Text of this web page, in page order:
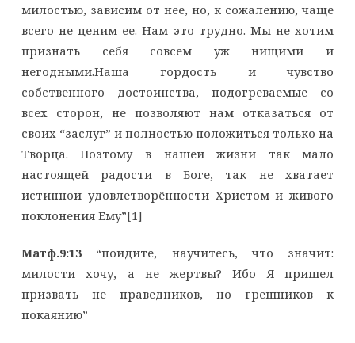
милостью, зависим от нее, но, к сожалению, чаще
всего не ценим ее. Нам это трудно. Мы не хотим
признать себя совсем уж нищими и
негодными.Наша гордость и чувство
собственного достоинства, подогреваемые со
всех сторон, не позволяют нам отказаться от
своих “заслуг” и полностью положиться только на
Творца. Поэтому в нашей жизни так мало
настоящей радости в Боге, так не хватает
истинной удовлетворённости Христом и живого
поклонения Ему”[1]
Матф.9:13“пойдите, научитесь, что значит:
милости хочу, а не жертвы? Ибо Я пришел
призвать не праведников, но грешников к
покаянию”